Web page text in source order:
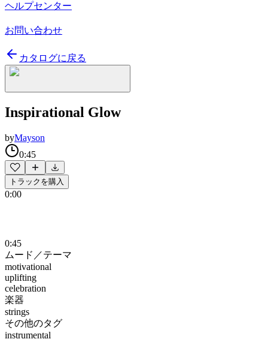
ヘルプセンター
お問い合わせ
カタログに戻る
Inspirational Glow
byMayson
0:45
トラックを購入
0:00
0:45
ムード／テーマ
motivational
uplifting
celebration
楽器
strings
その他のタグ
instrumental